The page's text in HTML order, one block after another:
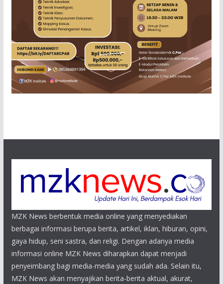
MZK News berbentuk media online yang menyediakan
berbagai informasi berupa berita, artikel, iklan, hiburan, opini,
gaya hidup, seni sastra, dan religi. Dengan adanya media
informasi online MZK News diharapkan dapat menjadi
penyeimbang bagi media-media yang sudah ada. Selain itu,
MZK News akan menyajikan berita-berita aktual, akurat,